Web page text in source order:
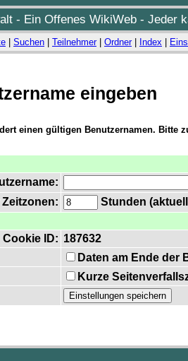
- Ein Offenes WikiWeb - Jeder
Suchen Teilnehmer| Ordner| Index
eingeben
einen gültigen Benutzernamen. Bitte
Stunden
Cookie ID: 187632
Daten am Ende der
Kurze